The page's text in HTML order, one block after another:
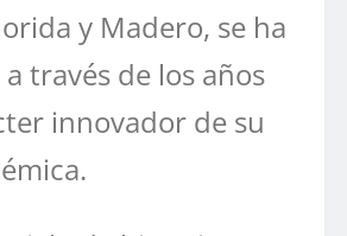
y Madero, se ha
través de los años
innovador de su